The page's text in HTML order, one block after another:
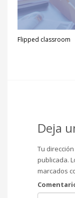
Flipped classroom
Deja
Tu
publicada.
marcados